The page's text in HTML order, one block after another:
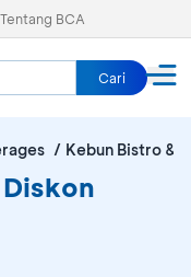
Tentang BCA
Cari
Kebun Bistro &